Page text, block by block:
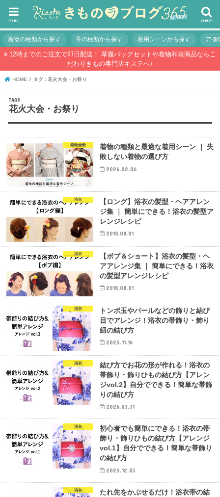
search
menu
着物の種類から探す 帯の種類から探す 着用シーンから探す アイ
12時までのご注文で即日配送！ 草履バッグセットや着物和装商品ならこ
だわりきもの専門店キステへ♪
HOME タグ : 花火大会・お祭り
花火大会・お祭り
着物全般
着物の種類と最適な着用シーン ｜ 失
敗しない着物の選び方
2026.02.06
浴衣
【ロング】浴衣の髪型・ヘアアレン
ジ集 ｜ 簡単にできる！浴衣の髪型ア
レンジレシピ
2018.08.01
浴衣
【ボブ＆ショート】浴衣の髪型・ヘ
アアレンジ集 ｜ 簡単にできる！浴衣
の髪型アレンジレシピ
2018.08.01
浴衣
トンボ玉やパールなどの飾りと結び
目でアレンジ！浴衣の帯飾り・飾り
紐の結び方
2025.11.16
浴衣
結び方でお花の形が作れる！浴衣の
帯飾り・飾りひもの結び方【アレン
ジvol.2】自分でできる！簡単な帯飾
りの結び方
2026.03.31
浴衣
初心者でも簡単にできる！浴衣の帯
飾り・飾りひもの結び方【アレンジ
vol.1】自分でできる！簡単な帯飾り
の結び方
2025.12.03
浴衣
たれ先をかぶせるだけ！浴衣帯の結